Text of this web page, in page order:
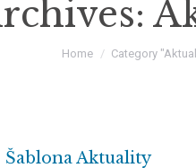
You are here:
Home Category
Šablona Aktuality